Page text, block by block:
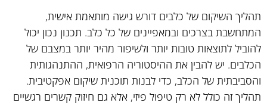
תהליך השיקום של כלבים דורש גישה מותאמת אישית,
המתחשבת בצרכים ובמאפיינים של כל כלב. תכנון נכון יכול
להוביל לתוצאות טובות יותר ולשיפור מהיר יותר במצבם של
הכלבים. יש להבין את ההיסטוריה הרפואית, ההתנהגותית
והסביבתית של הכלב, כדי לבנות תוכנית שיקום אפקטיבית.
תהליך זה כולל לא רק טיפול פיזי, אלא גם חיזוק קשרים רגשיים